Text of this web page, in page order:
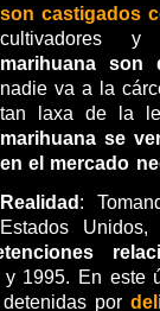
son castigados
cultivadores
marihuana son
nadie va a la
tan laxa de la
marihuana se
en el mercado
Realidad:
Estados
1995. En este
por